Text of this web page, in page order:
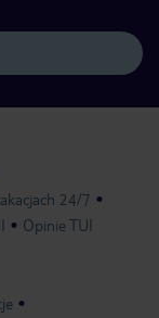
24/7
Opinie TUI